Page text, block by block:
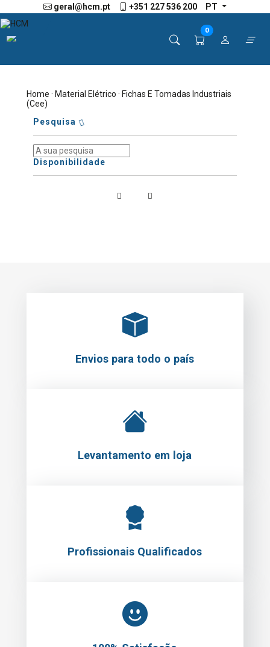
geral@hcm.pt +351 227 536 200 PT
0
Home ·Material Elétrico · Fichas E Tomadas Industriais
(Cee)
Pesquisa
Disponibilidade
Envios para todo o país
Levantamento em loja
Profissionais Qualificados